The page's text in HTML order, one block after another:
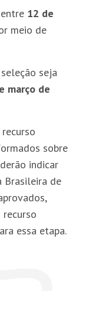
12 de
meio de
seja
março de
sobre
indicar
Brasileira de
essa etapa.